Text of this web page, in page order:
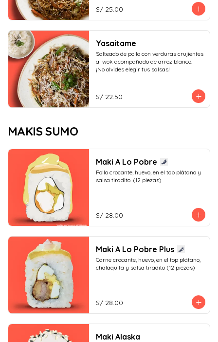
S/ 25.00
Yasaitame
Salteado de pollo con verduras crujientes
al wok acompañado de arroz blanco.
¡No olvides elegir tus salsas!
S/ 22.50
MAKIS SUMO
Maki A Lo Pobre
Pollo crocante, huevo, en el top plátano y
salsa tiradito. (12 piezas)
S/ 28.00
Maki A Lo Pobre Plus
Carne crocante, huevo, en el top plátano,
chalaquita y salsa tiradito (12 piezas)
S/ 28.00
Maki Alaska